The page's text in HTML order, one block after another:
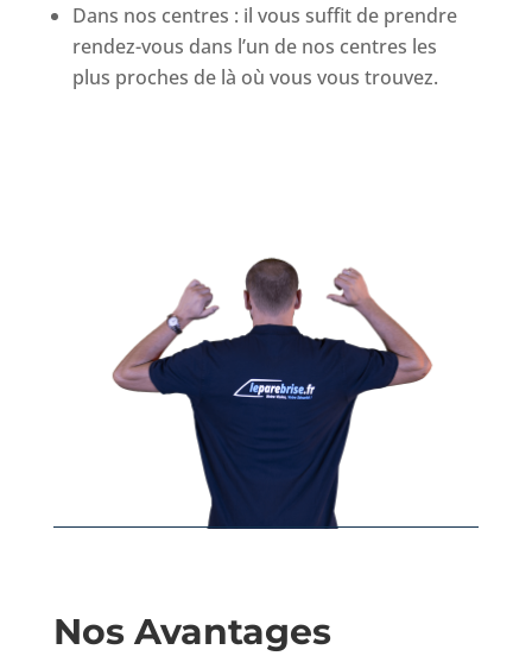
Dans nos centres : il vous suffit de prendre
rendez-vous dans l’un de nos centres les
plus proches de là où vous vous trouvez.
Nos Avantages